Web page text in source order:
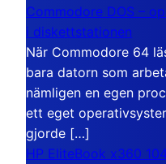
Commodore DOS –
i diskettstationen
När Commodore 64
bara datorn som
nämligen en egen
ett eget
gjorde […]
HP EliteBook x360